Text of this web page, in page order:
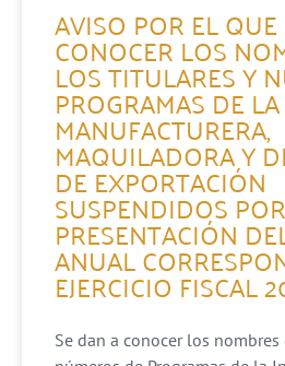
AVISO POR EL
CONOCER LOS
LOS TITULARES Y
PROGRAMAS DE
MANUFACTURERA,
MAQUILADORA Y
DE EXPORTACIÓN
SUSPENDIDOS
PRESENTACIÓN
ANUAL
EJERCICIO FISCAL
Se dan a conocer los